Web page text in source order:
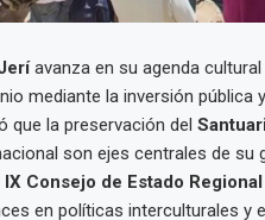
avanza en su agenda
mediante la inversión pública
que la preservación del
son ejes centrales de su
IX Consejo de Estado Regional
en políticas interculturales y